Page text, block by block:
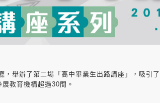
，舉辦了第二場「高中畢業生出路講座」，吸引
教育機構超過30間。